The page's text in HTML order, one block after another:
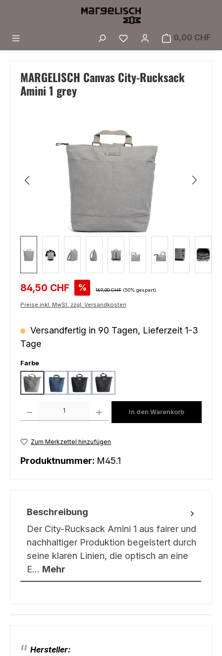
Zum Hauptinhalt springen
Du hast 0 Produkte
0,00 CHF
MARGELISCH Canvas City-Rucksack
Amini 1 grey
Verkaufspreis:
84,50 CHF % Regulärer Preis:
169,00 CHF (50% gespart)
Preise inkl. MwSt. zzgl. Versandkosten
Versandfertig in 90 Tagen, Lieferzeit 1-3
Tage
Farbeauswählen
grey denim black charcoal
In den Warenkorb
Zum Merkzettel hinzufügen
Produktnummer: M45.1
Beschreibung
Der City-Rucksack Amini 1 aus fairer und
nachhaltiger Produktion begeistert durch
seine klaren Linien, die optisch an eine
E… Mehr
Hersteller: